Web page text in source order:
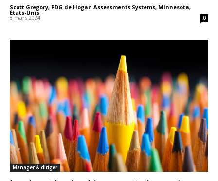
Scott Gregory, PDG de Hogan Assessments Systems, Minnesota,
États-Unis -
8 mars 2024 0
Manager & diriger